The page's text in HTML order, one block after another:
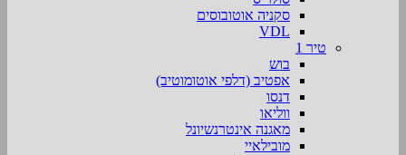
סקניה אוטובוסים
VDL
טיר 1
בוש
אפטיב (דלפי אוטומוטיב)
דנסו
ווליאו
מאגנה אינטרנשיונל
מובילאיי